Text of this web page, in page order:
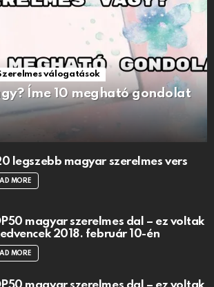
válogatások
Íme 10 megható gondolat
legszebb magyar szerelmes vers
MORE
magyar szerelmes dal – ez voltak
2018. február 10-én
MORE